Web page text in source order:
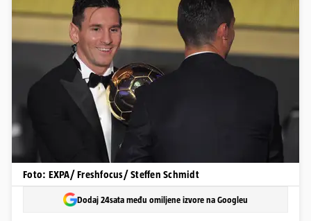
Foto: EXPA/ Freshfocus/ Steffen Schmidt
Dodaj 24sata među omiljene izvore na Googleu